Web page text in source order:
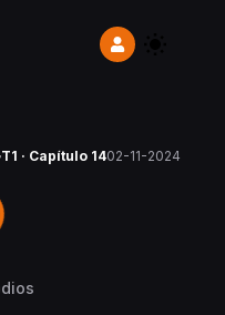
T1 · Capítulo 1402-11-2024